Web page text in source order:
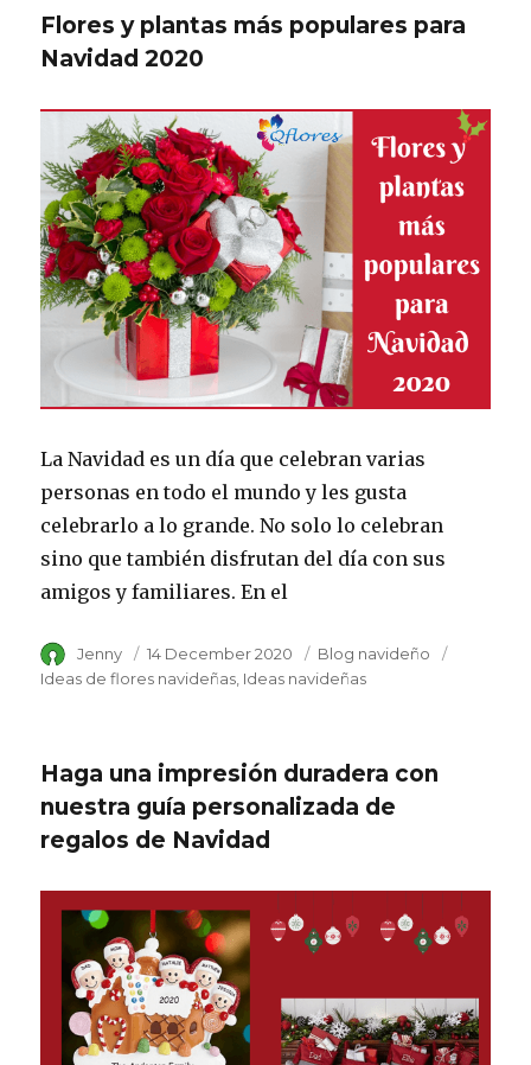
Flores y plantas más populares para
Navidad 2020
La Navidad es un día que celebran varias
personas en todo el mundo y les gusta
celebrarlo a lo grande. No solo lo celebran
sino que también disfrutan del día con sus
amigos y familiares. En el
Author
Jenny
Posted
on
14 December 2020 Category
Blog navideño
Ideas de flores navideñas Ideas navideñas
Haga una impresión duradera con
nuestra guía personalizada de
regalos de Navidad